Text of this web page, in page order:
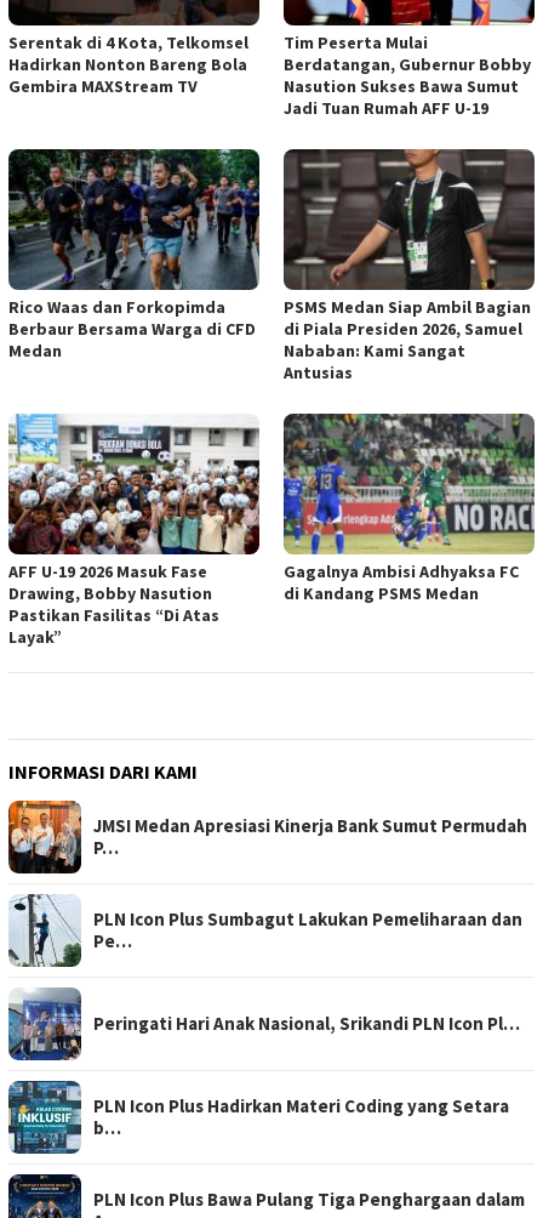
Serentak di 4 Kota, Telkomsel
Hadirkan Nonton Bareng Bola
Gembira MAXStream TV
Tim Peserta Mulai
Berdatangan, Gubernur Bobby
Nasution Sukses Bawa Sumut
Jadi Tuan Rumah AFF U-19
Rico Waas dan Forkopimda
Berbaur Bersama Warga di CFD
Medan
PSMS Medan Siap Ambil Bagian
di Piala Presiden 2026, Samuel
Nababan: Kami Sangat
Antusias
AFF U-19 2026 Masuk Fase
Drawing, Bobby Nasution
Pastikan Fasilitas “Di Atas
Layak”
Gagalnya Ambisi Adhyaksa FC
di Kandang PSMS Medan
INFORMASI DARI KAMI
JMSI Medan Apresiasi Kinerja Bank Sumut Permudah
P…
PLN Icon Plus Sumbagut Lakukan Pemeliharaan dan
Pe…
Peringati Hari Anak Nasional, Srikandi PLN Icon Pl…
PLN Icon Plus Hadirkan Materi Coding yang Setara
b…
PLN Icon Plus Bawa Pulang Tiga Penghargaan dalam